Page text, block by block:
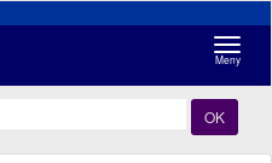
Meny
OK